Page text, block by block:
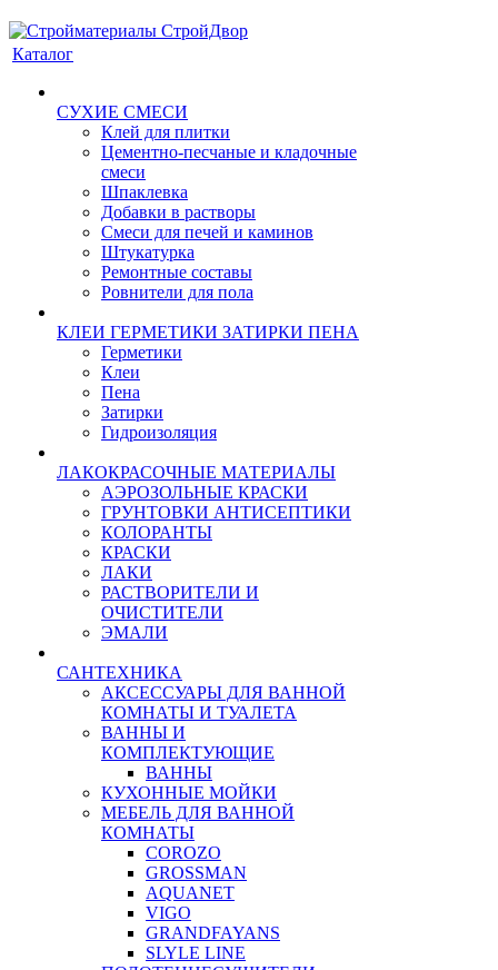
Каталог
СУХИЕ СМЕСИ
Клей для плитки
Цементно-песчаные и кладочные
смеси
Шпаклевка
Добавки в растворы
Смеси для печей и каминов
Штукатурка
Ремонтные составы
Ровнители для пола
КЛЕИ ГЕРМЕТИКИ ЗАТИРКИ ПЕНА
Герметики
Клеи
Пена
Затирки
Гидроизоляция
ЛАКОКРАСОЧНЫЕ МАТЕРИАЛЫ
АЭРОЗОЛЬНЫЕ КРАСКИ
ГРУНТОВКИ АНТИСЕПТИКИ
КОЛОРАНТЫ
КРАСКИ
ЛАКИ
РАСТВОРИТЕЛИ И
ОЧИСТИТЕЛИ
ЭМАЛИ
САНТЕХНИКА
АКСЕССУАРЫ ДЛЯ ВАННОЙ
КОМНАТЫ И ТУАЛЕТА
ВАННЫ И
КОМПЛЕКТУЮЩИЕ
ВАННЫ
КУХОННЫЕ МОЙКИ
МЕБЕЛЬ ДЛЯ ВАННОЙ
КОМНАТЫ
COROZO
GROSSMAN
AQUANET
VIGO
GRANDFAYANS
SLYLE LINE